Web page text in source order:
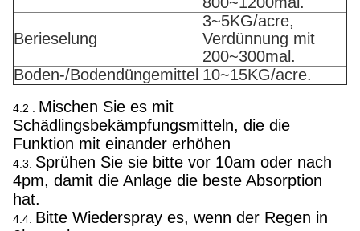
Berieselung
3~5KG/acre,
Verdünnung mit
200~300mal.
Boden-/Bodendüngemittel 10~15KG/acre.
4.2 . Mischen Sie es mit
Schädlingsbekämpfungsmitteln, die die
Funktion mit einander erhöhen
4.3. Sprühen Sie sie bitte vor 10am oder nach
4pm, damit die Anlage die beste Absorption
hat.
4.4. Bitte Wiederspray es, wenn der Regen in